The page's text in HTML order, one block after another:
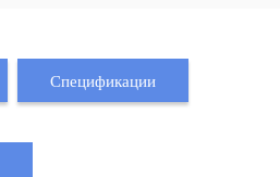
Спецификации